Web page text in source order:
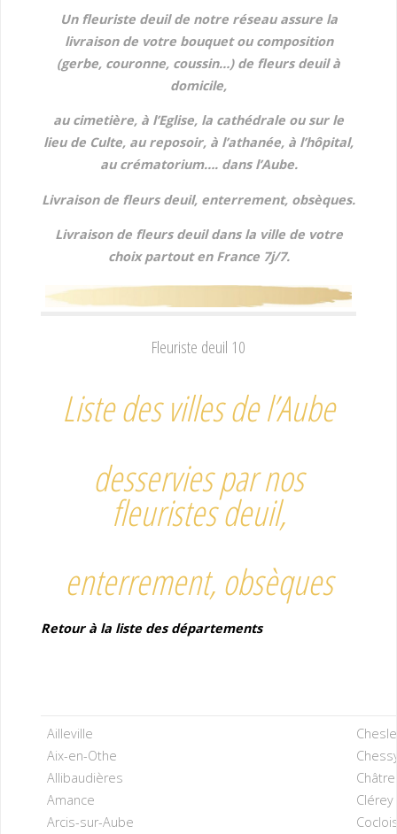
Un fleuriste deuil de notre réseau assure la
livraison de votre bouquet ou composition
(gerbe, couronne, coussin…) de fleurs deuil à
domicile,
au cimetière, à l’Eglise, la cathédrale ou sur le
lieu de Culte, au reposoir, à l’athanée, à l’hôpital,
au crématorium…. dans l’Aube.
Livraison de fleurs deuil, enterrement, obsèques.
Livraison de fleurs deuil dans la ville de votre
choix partout en France 7j/7.
Fleuriste deuil 10
Liste des villes de l’Aube
desservies par nos
fleuristes deuil,
enterrement, obsèques
Retour à la liste des départements
Ailleville
Aix-en-Othe
Allibaudières
Amance
Arcis-sur-Aube
Clérey